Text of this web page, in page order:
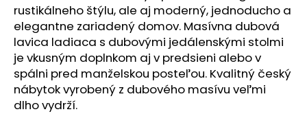
rustikálneho štýlu, ale aj moderný, jednoducho a
elegantne zariadený domov. Masívna dubová
lavica ladiaca s dubovými jedálenskými stolmi
je vkusným doplnkom aj v predsieni alebo v
spálni pred manželskou posteľou. Kvalitný český
nábytok vyrobený z dubového masívu veľmi
dlho vydrží.